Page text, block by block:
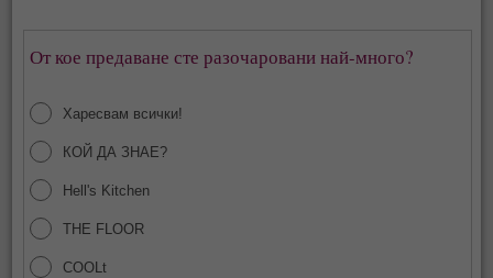
От кое предаване сте разочаровани най-много?
Харесвам всички!
КОЙ ДА ЗНАЕ?
Hell's Kitchen
THE FLOOR
COOLt